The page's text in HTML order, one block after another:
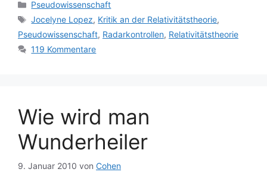
Kategorien
Pseudowissenschaft
Schlagwörter
Jocelyne Lopez, Kritik an der Relativitätstheorie,
Pseudowissenschaft, Radarkontrollen, Relativitätstheorie
119 Kommentare
Wie wird man
Wunderheiler
9. Januar 2010 von Cohen